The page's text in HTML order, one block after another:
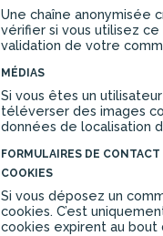
Une chaîne anonymisée
vérifier si vous utilisez
validation de votre
MÉDIAS
Si vous êtes un
téléverser des images
données de localisation
FORMULAIRES DE CONTACT
COOKIES
Si vous déposez un
cookies. C’est
cookies expirent au bout